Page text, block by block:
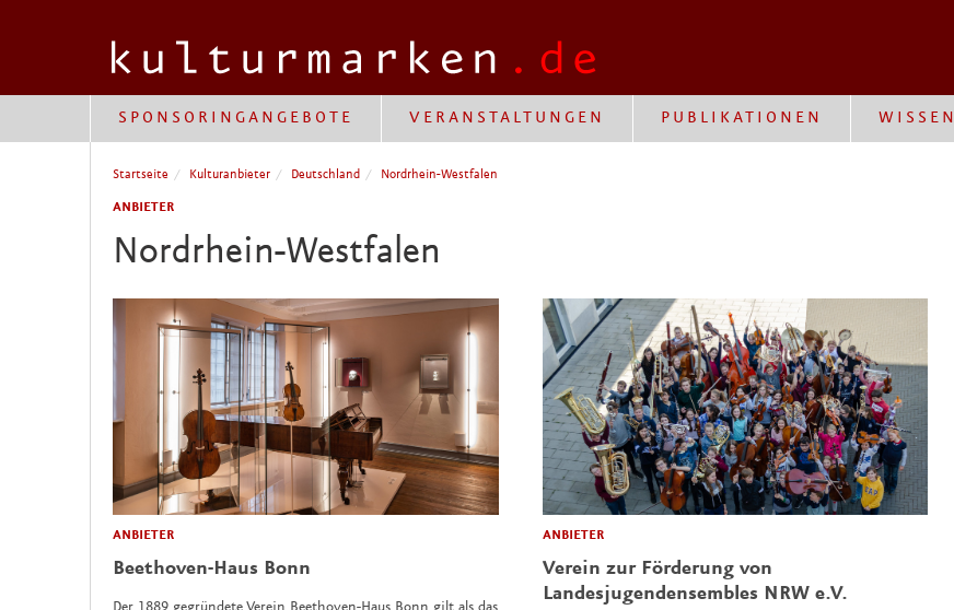
SPONSORINGANGEBOTE VERANSTALTUNGEN PUBLIKATIONEN WISSEN
Startseite Kulturanbieter Deutschland Nordrhein-Westfalen
ANBIETER
Nordrhein-Westfalen
ANBIETER
Beethoven-Haus Bonn
ANBIETER
Verein zur Förderung von
Landesjugendensembles NRW e.V.